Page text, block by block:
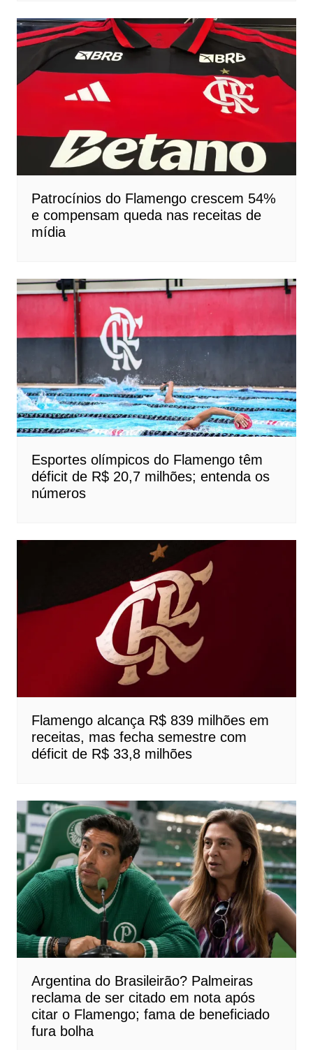
Patrocínios do Flamengo crescem 54%
e compensam queda nas receitas de
mídia
Esportes olímpicos do Flamengo têm
déficit de R$ 20,7 milhões; entenda os
números
Flamengo alcança R$ 839 milhões em
receitas, mas fecha semestre com
déficit de R$ 33,8 milhões
Argentina do Brasileirão? Palmeiras
reclama de ser citado em nota após
citar o Flamengo; fama de beneficiado
fura bolha